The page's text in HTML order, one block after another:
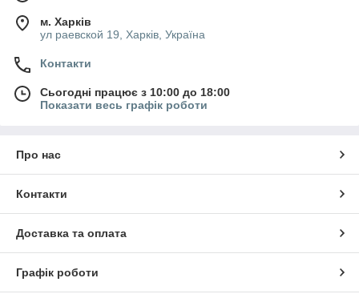
м. Харків
ул раевской 19, Харків, Україна
Контакти
Сьогодні працює з 10:00 до 18:00
Показати весь графік роботи
Про нас
Контакти
Доставка та оплата
Графік роботи